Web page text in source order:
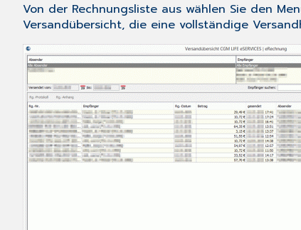
Von der Rechnungsliste aus wählen Sie den
Versandübersicht, die eine vollständige